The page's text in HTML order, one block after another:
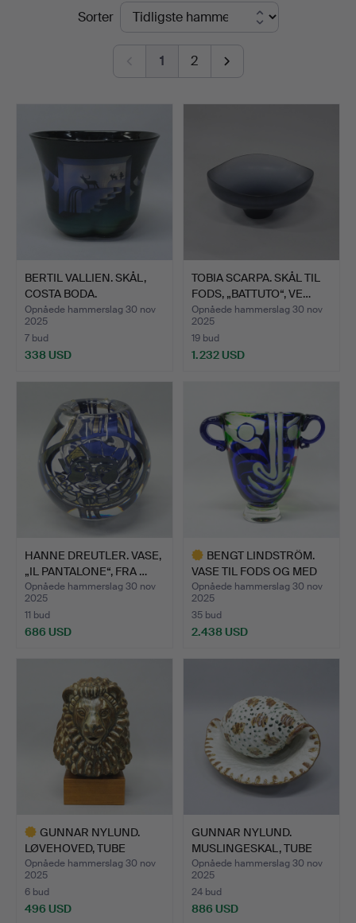
We warmly welcome you to Björnssons Auction House
Viewing 24-28/11 1-5 pm.
SlutpriserSorter
1 2
BERTIL VALLIEN. SKÅL,
COSTA BODA.
Opnåede hammerslag 30 nov
2025
7 bud
338 USD
TOBIA SCARPA. SKÅL TIL
FODS, „BATTUTO“, VE…
Opnåede hammerslag 30 nov
2025
19 bud
1.232 USD
HANNE DREUTLER. VASE,
„IL PANTALONE“, FRA …
Opnåede hammerslag 30 nov
2025
11 bud
686 USD
BENGT LINDSTRÖM.
VASE TIL FODS OG MED
BØJL…
Opnåede hammerslag 30 nov
2025
35 bud
2.438 USD
GUNNAR NYLUND.
LØVEHOVED, TUBE
STRAND.
Opnåede hammerslag 30 nov
2025
6 bud
496 USD
GUNNAR NYLUND.
MUSLINGESKAL, TUBE
BEACH.
Opnåede hammerslag 30 nov
2025
24 bud
886 USD